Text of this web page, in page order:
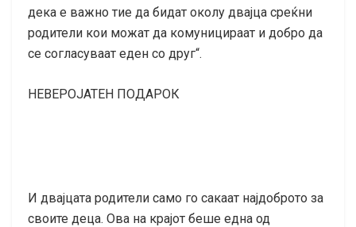
дека е важно тие да бидат околу двајца среќни
родители кои можат да комуницираат и добро да
се согласуваат еден со друг“.
НЕВЕРОЈАТЕН ПОДАРОК
И двајцата родители само го сакаат најдоброто за
своите деца. Ова на крајот беше една од